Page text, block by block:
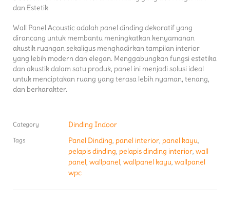
dan Estetik
Wall Panel Acoustic adalah panel dinding dekoratif yang
dirancang untuk membantu meningkatkan kenyamanan
akustik ruangan sekaligus menghadirkan tampilan interior
yang lebih modern dan elegan. Menggabungkan fungsi estetika
dan akustik dalam satu produk, panel ini menjadi solusi ideal
untuk menciptakan ruang yang terasa lebih nyaman, tenang,
dan berkarakter.
Category Dinding Indoor
Tags Panel Dinding panel interior panel kayu
pelapis dinding pelapis dinding interior wall
panel wallpanel wallpanel kayu wallpanel
wpc